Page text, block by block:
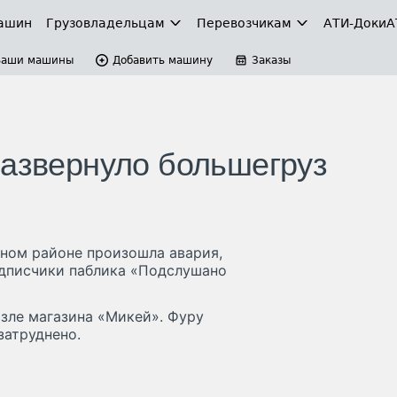
Грузовладельцам Перевозчикам АТИ-Доки
машины Добавить машину Заказы
большегруз
районе произошла авария,
паблика «Подслушано
магазина «Микей». Фуру